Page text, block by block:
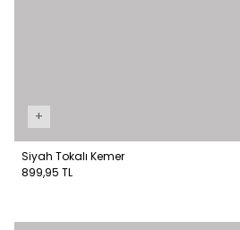
+
Siyah Tokalı Kemer
899,95 TL